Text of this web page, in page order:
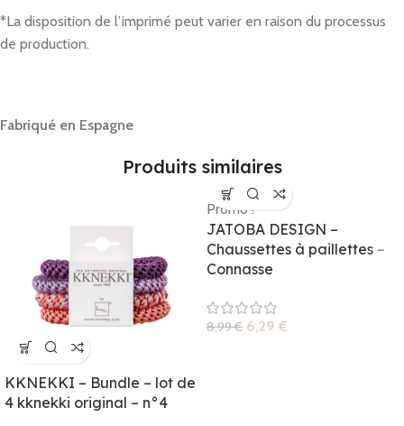
*La disposition de l’imprimé peut varier en raison du processus
de production.
Fabriqué en Espagne
Produits similaires
KKNEKKI – Bundle – lot de
4 kknekki original – n°4
Promo !
JATOBA DESIGN –
Chaussettes à paillettes –
Connasse
8,99€ 6,29 €